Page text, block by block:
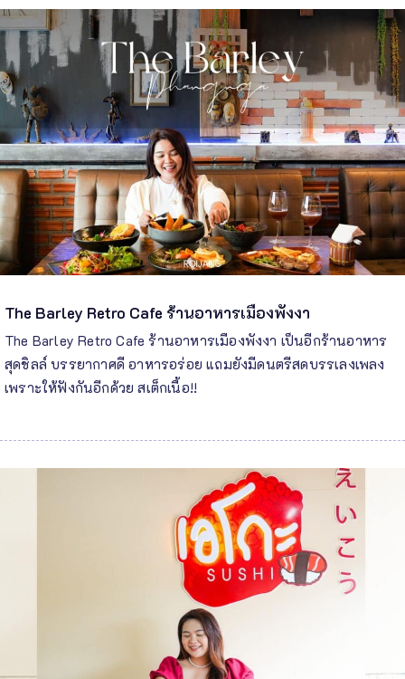
The Barley Retro Cafe ร้านอาหารเมืองพังงา
The Barley Retro Cafe ร้านอาหารเมืองพังงา เป็นอีกร้านอาหาร
สุดชิลล์ บรรยากาศดี อาหารอร่อย แถมยังมีดนตรีสดบรรเลงเพลง
เพราะให้ฟังกันอีกด้วย สเต็กเนื้อ!!